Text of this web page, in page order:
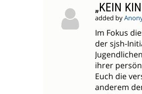
„KEIN
added by
Im Fokus
der sjsh-
ihrer
Euch die
anderem